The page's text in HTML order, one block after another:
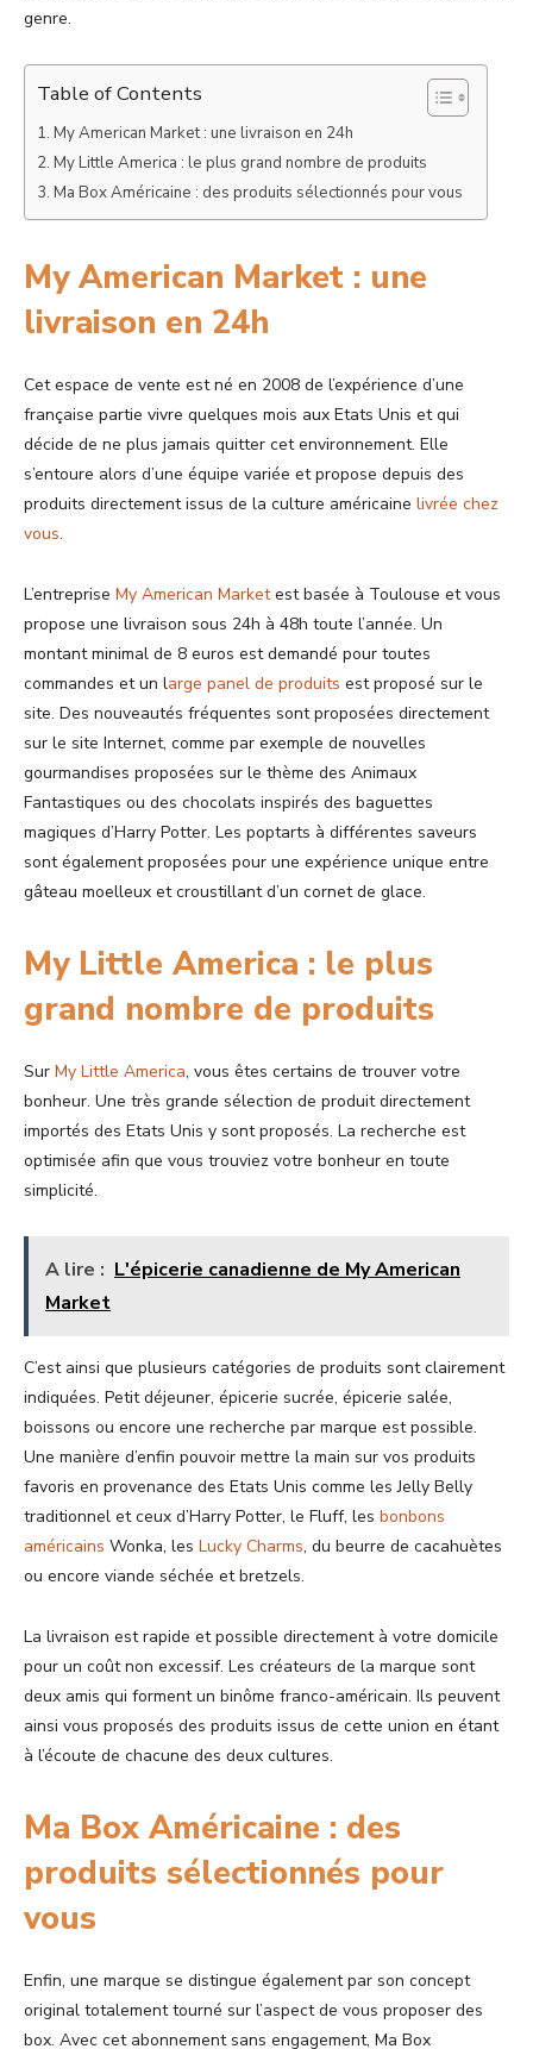
genre.
Table of Contents
My American Market : une livraison en 24h
My Little America : le plus grand nombre de produits
Ma Box Américaine : des produits sélectionnés pour vous
My American Market : une
livraison en 24h
Cet espace de vente est né en 2008 de l’expérience d’une
française partie vivre quelques mois aux Etats Unis et qui
décide de ne plus jamais quitter cet environnement. Elle
s’entoure alors d’une équipe variée et propose depuis des
produits directement issus de la culture américaine livrée chez
vous.
L’entreprise My American Marketest basée à Toulouse et vous
propose une livraison sous 24h à 48h toute l’année. Un
montant minimal de 8 euros est demandé pour toutes
commandes et un large panel de produits est proposé sur le
site. Des nouveautés fréquentes sont proposées directement
sur le site Internet, comme par exemple de nouvelles
gourmandises proposées sur le thème des Animaux
Fantastiques ou des chocolats inspirés des baguettes
magiques d’Harry Potter. Les poptarts à différentes saveurs
sont également proposées pour une expérience unique entre
gâteau moelleux et croustillant d’un cornet de glace.
My Little America : le plus
grand nombre de produits
Sur My Little America, vous êtes certains de trouver votre
bonheur. Une très grande sélection de produit directement
importés des Etats Unis y sont proposés. La recherche est
optimisée afin que vous trouviez votre bonheur en toute
simplicité.
A lire : L'épicerie canadienne de My American
Market
C’est ainsi que plusieurs catégories de produits sont clairement
indiquées. Petit déjeuner, épicerie sucrée, épicerie salée,
boissons ou encore une recherche par marque est possible.
Une manière d’enfin pouvoir mettre la main sur vos produits
favoris en provenance des Etats Unis comme les Jelly Belly
traditionnel et ceux d’Harry Potter, le Fluff, les bonbons
américains Wonka, les Lucky Charms, du beurre de cacahuètes
ou encore viande séchée et bretzels.
La livraison est rapide et possible directement à votre domicile
pour un coût non excessif. Les créateurs de la marque sont
deux amis qui forment un binôme franco-américain. Ils peuvent
ainsi vous proposés des produits issus de cette union en étant
à l’écoute de chacune des deux cultures.
Ma Box Américaine : des
produits sélectionnés pour
vous
Enfin, une marque se distingue également par son concept
original totalement tourné sur l’aspect de vous proposer des
box. Avec cet abonnement sans engagement, Ma Box